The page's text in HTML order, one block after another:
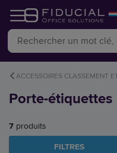
ACCESSOIRES CLASSEMENT
Porte-étiquettes
7 produits
FILTRES